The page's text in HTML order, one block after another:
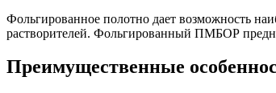
Фольгированное полотно дает возможность
растворителей. Фольгированный ПМБОР
Преимущественные